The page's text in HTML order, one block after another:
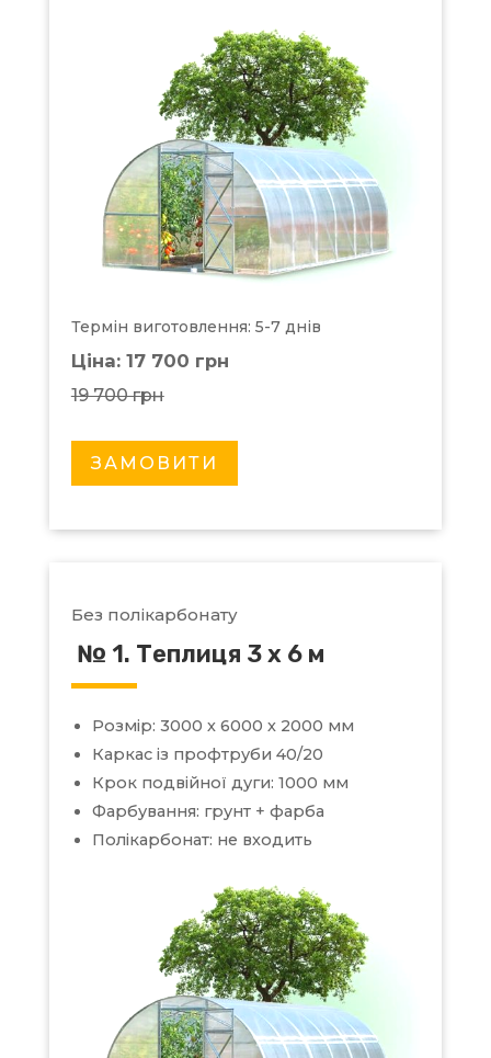
Термін виготовлення: 5-7 днів
Ціна: 17 700 грн
19 700 грн
ЗАМОВИТИ
Без полікарбонату
№ 1. Теплиця 3 х 6 м
Розмір: 3000 х 6000 х 2000 мм
Каркас із профтруби 40/20
Крок подвійної дуги: 1000 мм
Фарбування: грунт + фарба
Полікарбонат: не входить